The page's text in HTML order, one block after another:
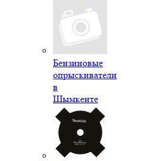
Бензиновые
опрыскиватели
в
Шымкенте